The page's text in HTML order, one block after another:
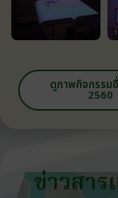
ดูภาพกิจกรรม
2560
ข่าวสา